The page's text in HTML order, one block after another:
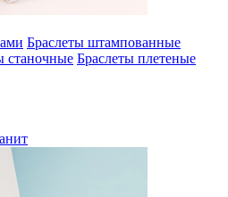
Браслеты штампованные
станочные Браслеты плетеные